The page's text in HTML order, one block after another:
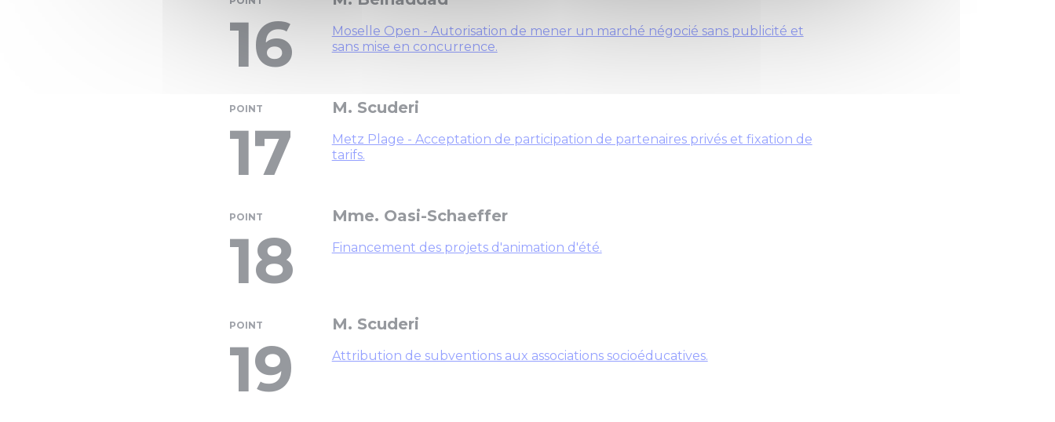
16
Moselle Open - Autorisation de mener un marché négocié sans publicité et
sans mise en concurrence.
POINT
17
M. Scuderi
Metz Plage - Acceptation de participation de partenaires privés et fixation de
tarifs.
POINT
18
Mme. Oasi-Schaeffer
Financement des projets d'animation d'été.
POINT
19
M. Scuderi
Attribution de subventions aux associations socioéducatives.